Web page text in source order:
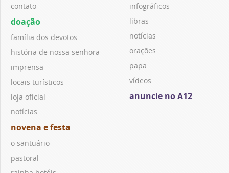
contato
doação
família dos devotos
história de nossa senhora
imprensa
locais turísticos
loja oficial
notícias
novena e festa
o santuário
pastoral
infográficos
libras
notícias
orações
papa
vídeos
anuncie no A12